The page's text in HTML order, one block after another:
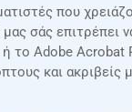
που
σάς επιτρέπει
Adobe Acrobat
και